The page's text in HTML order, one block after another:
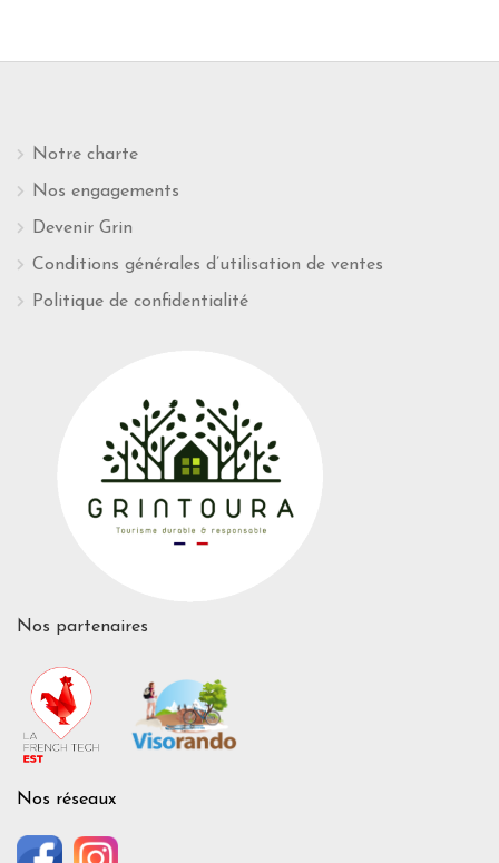
Notre charte
Nos engagements
Devenir Grin
Conditions générales d’utilisation de ventes
Politique de confidentialité
Nos partenaires
Nos réseaux